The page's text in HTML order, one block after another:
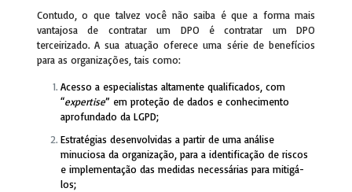
Contudo, o que talvez você não saiba é que a forma mais
vantajosa de contratar um DPO é contratar um DPO
terceirizado. A sua atuação oferece uma série de benefícios
para as organizações, tais como:
Acesso a especialistas altamente qualificados, com
“expertise” em proteção de dados e conhecimento
aprofundado da LGPD;
Estratégias desenvolvidas a partir de uma análise
minuciosa da organização, para a identificação de riscos
e implementação das medidas necessárias para mitigá-
los;